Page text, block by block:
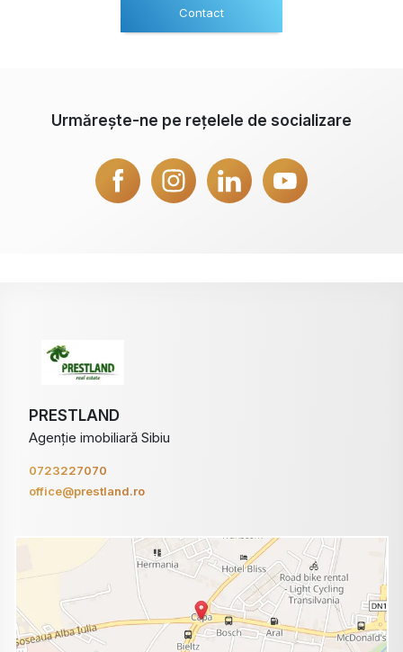
Contact
Urmărește-ne pe rețelele de socializare
PRESTLAND
Agenție imobiliară Sibiu
0723227070
office@prestland.ro